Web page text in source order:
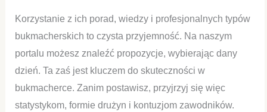
Korzystanie z ich porad, wiedzy i profesjonalnych typów
bukmacherskich to czysta przyjemność. Na naszym
portalu możesz znaleźć propozycje, wybierając dany
dzień. Ta zaś jest kluczem do skuteczności w
bukmacherce. Zanim postawisz, przyjrzyj się więc
statystykom, formie drużyn i kontuzjom zawodników.